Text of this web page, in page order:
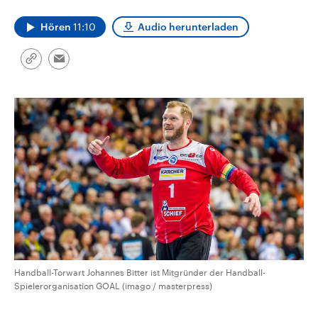
Hören 11:10 Audio herunterladen
Link
Email
Handball-Torwart Johannes Bitter ist Mitgründer der Handball-
Spielerorganisation GOAL (imago / masterpress)